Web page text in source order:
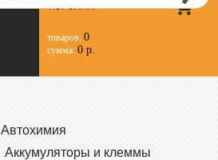
КОРЗИНА
товаров: 0
сумма: 0 р.
Автохимия
Аккумуляторы и клеммы